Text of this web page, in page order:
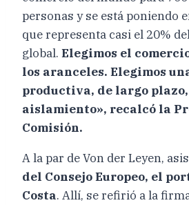
personas y se está poniendo
que representa casi el 20%
global. Elegimos el
los aranceles. Elegimos
productiva, de largo plazo,
aislamiento», recalcó la
Comisión.
A la par de Von der Leyen,
del Consejo Europeo, el
Costa. Allí, se refirió a la